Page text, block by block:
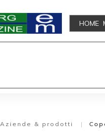
HOME
Aziende & prodotti |